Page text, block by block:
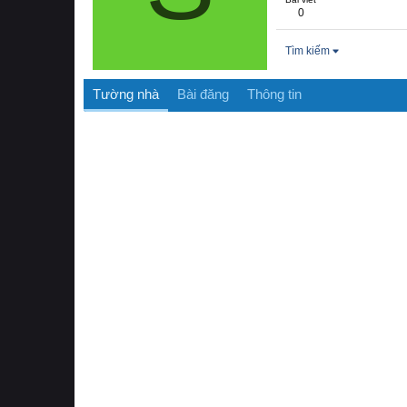
0
Tìm kiếm
Tường nhà Bài đăng Thông tin